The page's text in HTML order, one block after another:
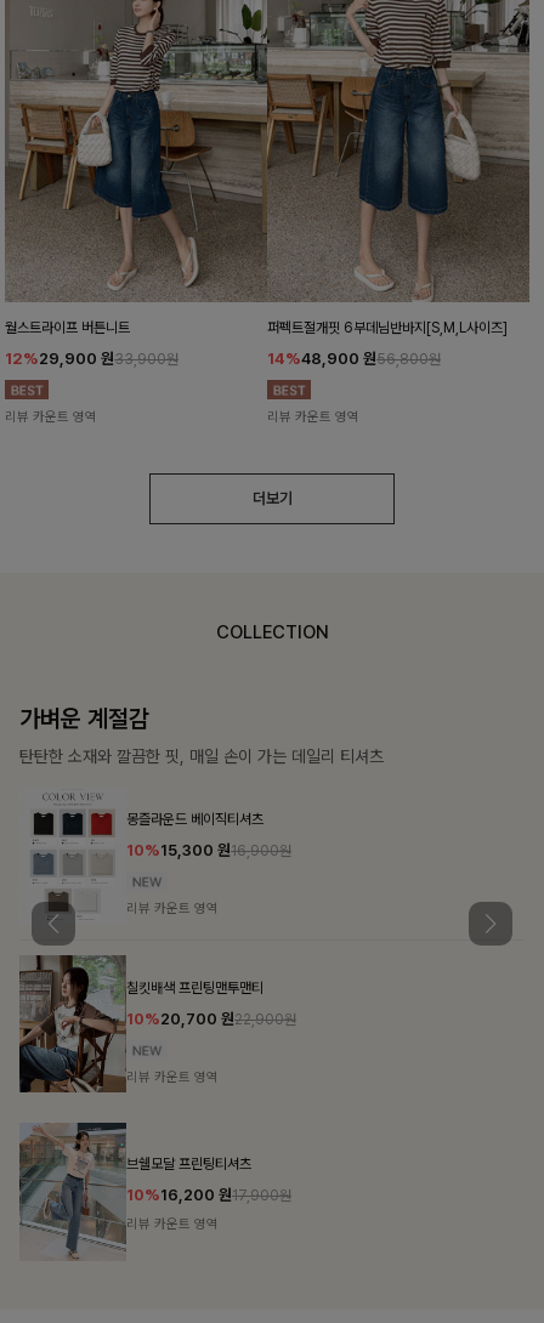
월스트라이프 버튼니트
12%29,900 원33,900원
리뷰 카운트 영역
퍼펙트절개핏 6부데님반바지[S,M,L사이즈]
14%48,900 원56,800원
리뷰 카운트 영역
더보기
COLLECTION
가장 쉬운 코디
특별한 날부터 일상까지 함께하는 룩
57,600
밴스트라이프 스트링원피스
25%35,100 원46,800원
리뷰 카운트 영역